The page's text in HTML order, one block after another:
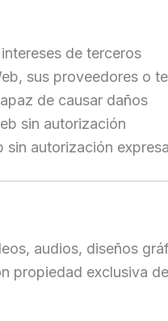
de terceros
sus proveedores o
de causar daños
sin autorización
sin autorización expresa
audios, diseños
propiedad exclusiva